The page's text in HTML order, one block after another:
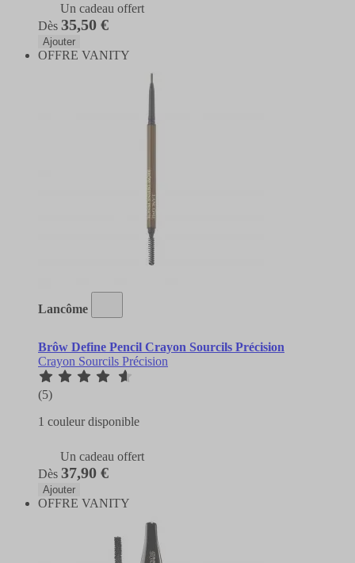
Un cadeau offert
Dès 35,50 €
Ajouter
OFFRE VANITY
Lancôme
Brôw Define Pencil Crayon Sourcils Précision
Crayon Sourcils Précision
(5)
1 couleur disponible
Un cadeau offert
Dès 37,90 €
Ajouter
OFFRE VANITY